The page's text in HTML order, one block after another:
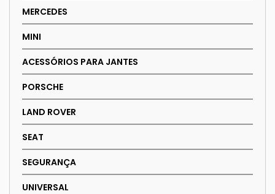
MERCEDES
MINI
ACESSÓRIOS PARA JANTES
PORSCHE
LAND ROVER
SEAT
SEGURANÇA
UNIVERSAL